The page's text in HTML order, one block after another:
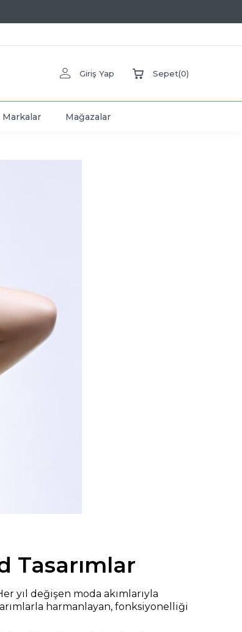
Giriş Yap Sepet(0)
Markalar Mağazalar
Tasarımlar
yıl değişen moda akımlarıyla
harmanlayan, fonksiyonelliği